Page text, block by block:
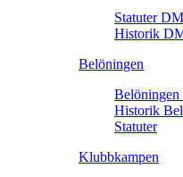
Statuter DM
Historik
Belöningen
Belöningen
Historik
Statuter
Klubbkampen